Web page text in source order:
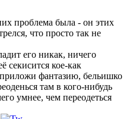
проблема была - он этих
что просто так не
его никак, ничего
секисится кое-как
фантазию, бельишко
там в кого-нибудь
умнее, чем переодеться